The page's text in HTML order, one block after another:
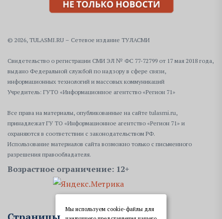
© 2026, TULASMI.RU – Сетевое издание ТУЛАСМИ
Свидетельство о регистрации СМИ ЭЛ № ФС 77-72799 от 17 мая 2018 года,
выдано Федеральной службой по надзору в сфере связи,
информационных технологий и массовых коммуникаций
Учредитель: ГУТО «Информационное агентство «Регион 71»
Все права на материалы, опубликованные на сайте tulasmi.ru,
принадлежат ГУ ТО «Информационное агентство «Регион 71» и
охраняются в соответствии с законодательством РФ.
Использование материалов сайта возможно только с письменного
разрешения правообладателя.
Возрастное ограничение: 12+
Мы используем cookie-файлы для